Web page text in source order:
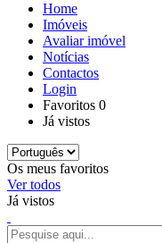
Home
Imóveis
Avaliar imóvel
Notícias
Contactos
Login
Favoritos 0
Já vistos
Os meus favoritos
Ver todos
Já vistos